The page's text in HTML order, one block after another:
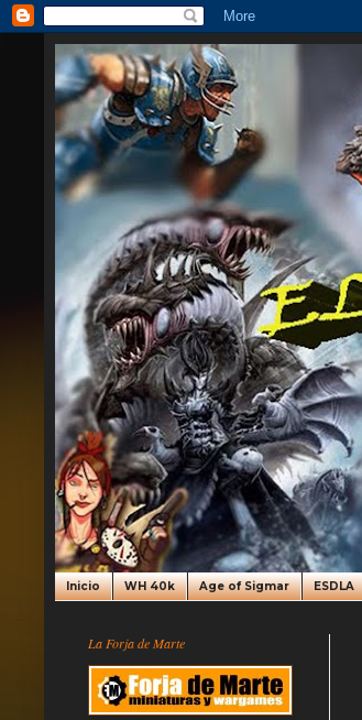
Inicio WH 40k Age of Sigmar ESDLA
La Forja de Marte